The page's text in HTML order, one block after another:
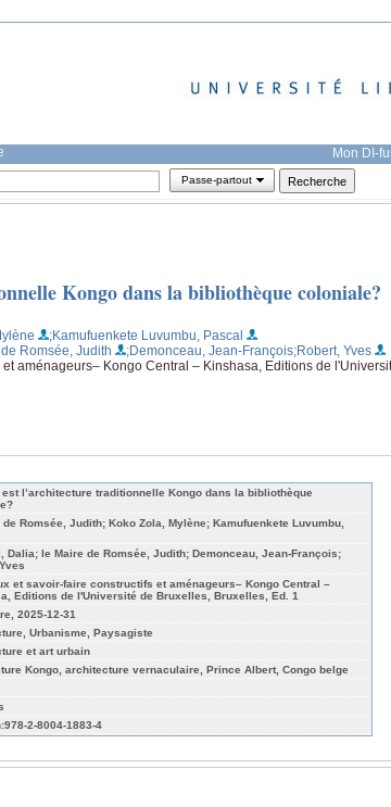
Mon DI-
Passe-partout
Kongo dans la bibliothèque coloniale?
;Kamufuenkete Luvumbu, Pascal
Romsée, Judith ;Demonceau, Jean-François;Robert, Yves
aménageurs– Kongo Central – Kinshasa, Editions de
est l’architecture traditionnelle Kongo dans la bibliothèque
de Romsée, Judith; Koko Zola, Mylène; Kamufuenkete Luvumbu,
Dalia; le Maire de Romsée, Judith; Demonceau, Jean-François;
et savoir-faire constructifs et aménageurs– Kongo Central –
Editions de l'Université de Bruxelles, Bruxelles, Ed. 1
2025-12-31
Urbanisme, Paysagiste
et art urbain
Kongo, architecture vernaculaire, Prince Albert, Congo belge
2-8004-1883-4